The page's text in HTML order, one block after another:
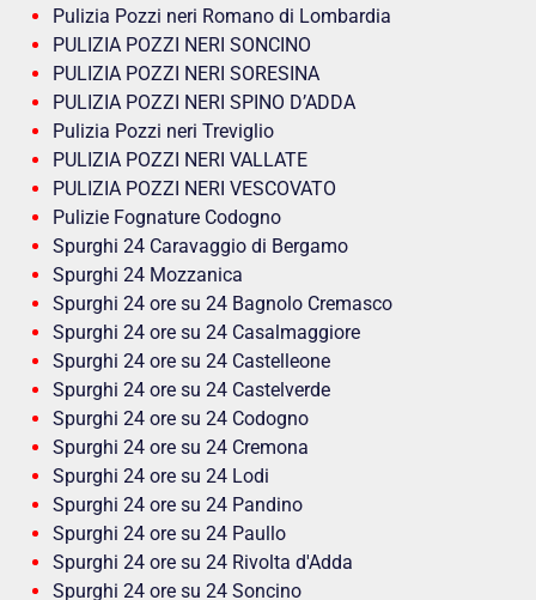
Pulizia Pozzi neri Romano di Lombardia
PULIZIA POZZI NERI SONCINO
PULIZIA POZZI NERI SORESINA
PULIZIA POZZI NERI SPINO D’ADDA
Pulizia Pozzi neri Treviglio
PULIZIA POZZI NERI VALLATE
PULIZIA POZZI NERI VESCOVATO
Pulizie Fognature Codogno
Spurghi 24 Caravaggio di Bergamo
Spurghi 24 Mozzanica
Spurghi 24 ore su 24 Bagnolo Cremasco
Spurghi 24 ore su 24 Casalmaggiore
Spurghi 24 ore su 24 Castelleone
Spurghi 24 ore su 24 Castelverde
Spurghi 24 ore su 24 Codogno
Spurghi 24 ore su 24 Cremona
Spurghi 24 ore su 24 Lodi
Spurghi 24 ore su 24 Pandino
Spurghi 24 ore su 24 Paullo
Spurghi 24 ore su 24 Rivolta d'Adda
Spurghi 24 ore su 24 Soncino